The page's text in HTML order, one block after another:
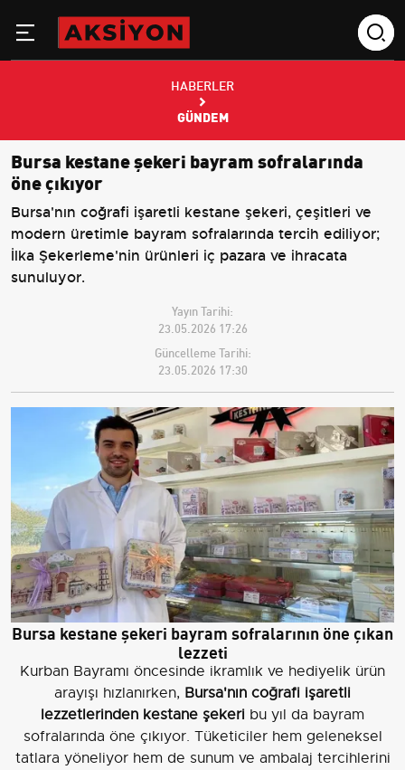
HABERLER
GÜNDEM
Bursa kestane şekeri bayram sofralarında
öne çıkıyor
Bursa'nın coğrafi işaretli kestane şekeri, çeşitleri ve
modern üretimle bayram sofralarında tercih ediliyor;
İlka Şekerleme'nin ürünleri iç pazara ve ihracata
sunuluyor.
Yayın Tarihi:
23.05.2026 17:26
Güncelleme Tarihi:
23.05.2026 17:30
Bursa kestane şekeri bayram sofralarının öne çıkan
lezzeti
Kurban Bayramı öncesinde ikramlık ve hediyelik ürün
arayışı hızlanırken, Bursa'nın coğrafi işaretli
lezzetlerinden kestane şekeri bu yıl da bayram
sofralarında öne çıkıyor. Tüketiciler hem geleneksel
tatlara yöneliyor hem de sunum ve ambalaj tercihlerini